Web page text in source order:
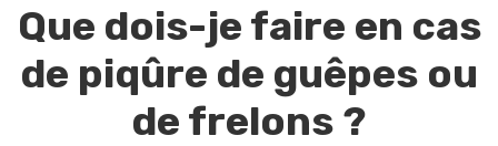
Que dois-je faire en cas
de piqûre de guêpes ou
de frelons ?